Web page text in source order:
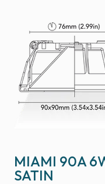
MIAMI 90A
SATIN